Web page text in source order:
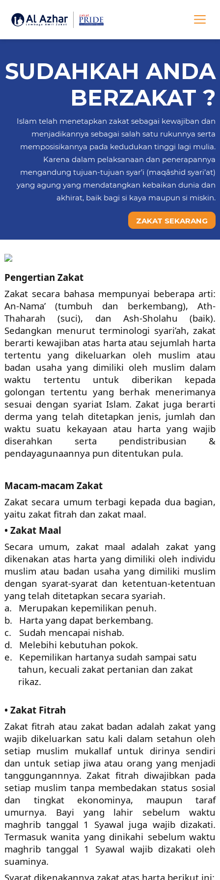
SUDAHKAH ANDA
BERZAKAT ?
Islam telah menetapkan zakat sebagai kewajiban dan
menjadikannya sebagai salah satu rukunnya serta
memposisikannya pada kedudukan tinggi lagi mulia.
Karena dalam pelaksanaan dan penerapannya
mengandung tujuan-tujuan syar’i (maqâshid syari’at)
yang agung yang mendatangkan kebaikan dunia dan
akhirat, baik bagi si kaya maupun si miskin.
ZAKAT SEKARANG
Pengertian Zakat
Zakat secara bahasa mempunyai beberapa arti:
An-Nama’ (tumbuh dan berkembang), Ath-
Thaharah (suci), dan Ash-Sholahu (baik).
Sedangkan menurut terminologi syari’ah, zakat
berarti kewajiban atas harta atau sejumlah harta
tertentu yang dikeluarkan oleh muslim atau
badan usaha yang dimiliki oleh muslim dalam
waktu tertentu untuk diberikan kepada
golongan tertentu yang berhak menerimanya
sesuai dengan syariat Islam. Zakat juga berarti
derma yang telah ditetapkan jenis, jumlah dan
waktu suatu kekayaan atau harta yang wajib
diserahkan serta pendistribusian &
pendayagunaannya pun ditentukan pula.
Macam-macam Zakat
Zakat secara umum terbagi kepada dua bagian,
yaitu zakat fitrah dan zakat maal.
• Zakat Maal
Secara umum, zakat maal adalah zakat yang
dikenakan atas harta yang dimiliki oleh individu
muslim atau badan usaha yang dimiliki muslim
dengan syarat-syarat dan ketentuan-ketentuan
yang telah ditetapkan secara syariah.
a.
Merupakan kepemilikan penuh.
b.
Harta yang dapat berkembang.
c.
Sudah mencapai nishab.
d.
Melebihi kebutuhan pokok.
e.
Kepemilikan hartanya sudah sampai satu
tahun, kecuali zakat pertanian dan zakat
rikaz.
• Zakat Fitrah
Zakat fitrah atau zakat badan adalah zakat yang
wajib dikeluarkan satu kali dalam setahun oleh
setiap muslim mukallaf untuk dirinya sendiri
dan untuk setiap jiwa atau orang yang menjadi
tanggungannnya. Zakat fitrah diwajibkan pada
setiap muslim tanpa membedakan status sosial
dan tingkat ekonominya, maupun taraf
umurnya. Bayi yang lahir sebelum waktu
maghrib tanggal 1 Syawal juga wajib dizakati.
Termasuk wanita yang dinikahi sebelum waktu
maghrib tanggal 1 Syawal wajib dizakati oleh
suaminya.
Syarat dikenakannya zakat atas harta berikut ini: